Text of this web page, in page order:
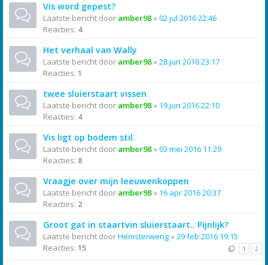
Vis word gepest?
Laatste bericht door amber98« 02 jul 2016 22:46
Reacties: 4
Het verhaal van Wally
Laatste bericht door amber98« 28 jun 2016 23:17
Reacties: 1
twee sluierstaart vissen
Laatste bericht door amber98« 19 jun 2016 22:10
Reacties: 4
Vis ligt op bodem stil.
Laatste bericht door amber98« 03 mei 2016 11:29
Reacties: 8
Vraagje over mijn leeuwenkoppen
Laatste bericht door amber98« 16 apr 2016 20:37
Reacties: 2
Groot gat in staartvin sluierstaart.. Pijnlijk?
Laatste bericht doorHemsterweng « 29 feb 2016 19:15
Reacties: 15 1 2